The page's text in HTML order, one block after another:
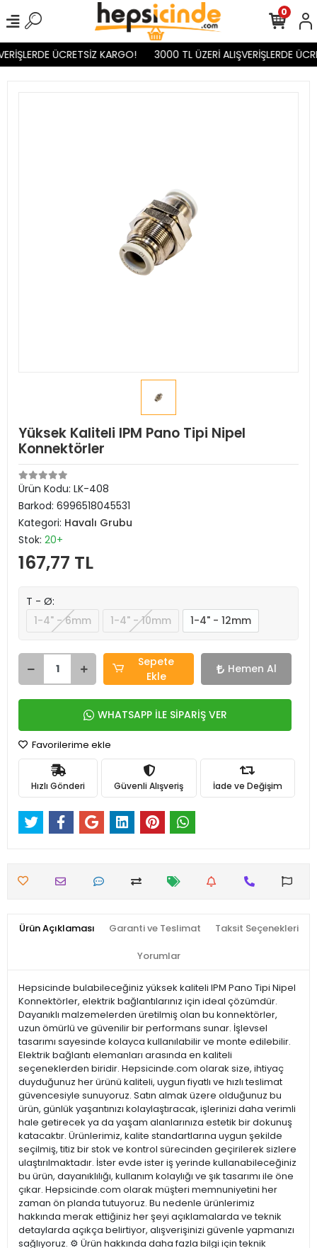
ÜCRETSİZ KARGO! 3000 TL ÜZERİ ALIŞVERİŞLERDE
0
Yüksek Kaliteli IPM Pano Tipi Nipel
Konnektörler
Ürün Kodu: LK-408
Barkod: 6996518045531
Kategori: Havalı Grubu
Stok: 20+
167,77 TL
T - Ø:
1-4" - 6mm
1-4" - 10mm 1-4" - 12mm
Sepete
Ekle
Hemen Al
WHATSAPP İLE SİPARİŞ VER
Favorilerime ekle
Hızlı Gönderi Güvenli Alışveriş İade ve Değişim
Ürün Açıklaması Garanti ve Teslimat Taksit Seçenekleri
Yorumlar
Hepsicinde bulabileceğiniz yüksek kaliteli IPM Pano Tipi Nipel
Konnektörler, elektrik bağlantılarınız için ideal çözümdür.
Dayanıklı malzemelerden üretilmiş olan bu konnektörler,
uzun ömürlü ve güvenilir bir performans sunar. İşlevsel
tasarımı sayesinde kolayca kullanılabilir ve monte edilebilir.
Elektrik bağlantı elemanları arasında en kaliteli
seçeneklerden biridir. Hepsicinde.com olarak size, ihtiyaç
duyduğunuz her ürünü kaliteli, uygun fiyatlı ve hızlı teslimat
güvencesiyle sunuyoruz. Satın almak üzere olduğunuz bu
ürün, günlük yaşantınızı kolaylaştıracak, işlerinizi daha verimli
hale getirecek ya da yaşam alanlarınıza estetik bir dokunuş
katacaktır. Ürünlerimiz, kalite standartlarına uygun şekilde
seçilmiş, titiz bir stok ve kontrol sürecinden geçirilerek sizlere
ulaştırılmaktadır. İster evde ister iş yerinde kullanabileceğiniz
bu ürün, dayanıklılığı, kullanım kolaylığı ve şık tasarımı ile öne
çıkar. Hepsicinde.com olarak müşteri memnuniyetini her
zaman ön planda tutuyoruz. Bu nedenle ürünlerimiz
hakkında merak ettiğiniz her şeyi açıklamalarda ve teknik
detaylarda açıkça belirtiyor, alışverişinizi güvenle yapmanızı
sağlıyoruz. ⚙️ Ürün hakkında daha fazla bilgi için teknik